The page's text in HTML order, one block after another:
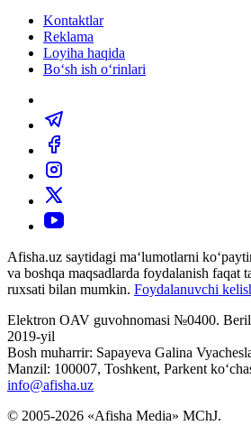
Kontaktlar
Reklama
Loyiha haqida
Bo‘sh ish o‘rinlari
Afisha.uz saytidagi ma‘lumotlarni
va boshqa maqsadlarda foydalanish faqat
ruxsati bilan mumkin. Foydalanuvchi
Elektron OAV guvohnomasi №0400.
2019-yil
Bosh muharrir: Sapayeva Galina
Manzil: 100007, Toshkent, Parkent
info@afisha.uz
© 2005-2026 «Afisha Media» MChJ.